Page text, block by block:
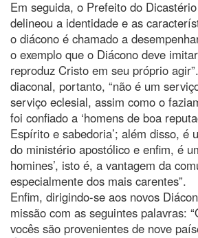
Em seguida, o Prefeito do
delineou a identidade e as
o diácono é chamado a
o exemplo que o Diácono deve
reproduz Cristo em seu próprio
diaconal, portanto, “não é um
serviço eclesial, assim como o
foi confiado a ‘homens de boa
Espírito e sabedoria’; além disso, é
do ministério apostólico e enfim, é
homines’, isto é, a vantagem da
especialmente dos mais carentes”.
Enfim, dirigindo-se aos novos
missão com as seguintes palavras:
vocês são provenientes de nove